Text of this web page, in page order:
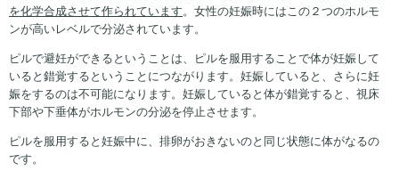
を化学合成させて作られています。女性の妊娠時にはこの２つのホルモ
ンが高いレベルで分泌されています。
ピルで避妊ができるということは、ピルを服用することで体が妊娠して
いると錯覚するということにつながります。妊娠していると、さらに妊
娠をするのは不可能になります。妊娠していると体が錯覚すると、視床
下部や下垂体がホルモンの分泌を停止させます。
ピルを服用すると妊娠中に、排卵がおきないのと同じ状態に体がなるの
です。